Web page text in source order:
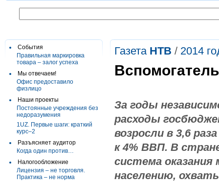
События
Правильная маркировка
товара – залог успеха
Мы отвечаем!
Офис предоставило
физлицо
Наши проекты
Постоянные учреждения без
недоразумения
1UZ. Первые шаги: краткий
курс–2
Разъясняет аудитор
Когда один против…
Налогообложение
Лицензия – не торговля.
Практика – не норма
Газета НТВ / 2014
За годы
расходы
возросли в 3,6
к 4% ВВП. В
система
населению,